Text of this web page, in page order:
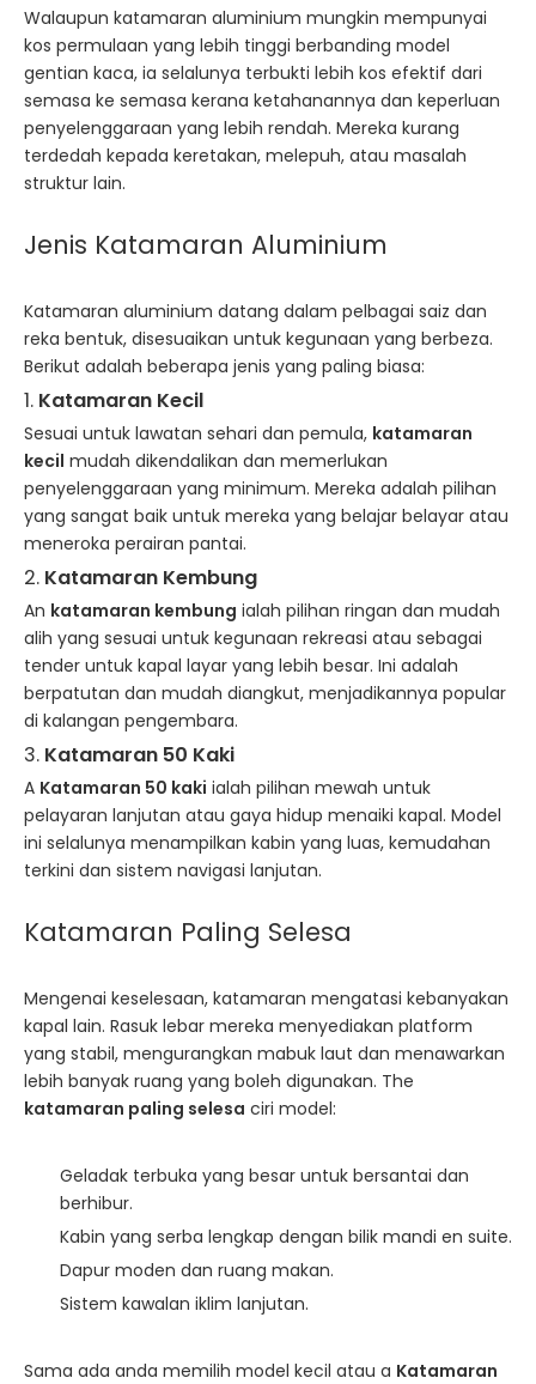
Walaupun katamaran aluminium mungkin mempunyai
kos permulaan yang lebih tinggi berbanding model
gentian kaca, ia selalunya terbukti lebih kos efektif dari
semasa ke semasa kerana ketahanannya dan keperluan
penyelenggaraan yang lebih rendah. Mereka kurang
terdedah kepada keretakan, melepuh, atau masalah
struktur lain.
Jenis Katamaran Aluminium
Katamaran aluminium datang dalam pelbagai saiz dan
reka bentuk, disesuaikan untuk kegunaan yang berbeza.
Berikut adalah beberapa jenis yang paling biasa:
1. Katamaran Kecil
Sesuai untuk lawatan sehari dan pemula, katamaran
kecil mudah dikendalikan dan memerlukan
penyelenggaraan yang minimum. Mereka adalah pilihan
yang sangat baik untuk mereka yang belajar belayar atau
meneroka perairan pantai.
2. Katamaran Kembung
An katamaran kembung ialah pilihan ringan dan mudah
alih yang sesuai untuk kegunaan rekreasi atau sebagai
tender untuk kapal layar yang lebih besar. Ini adalah
berpatutan dan mudah diangkut, menjadikannya popular
di kalangan pengembara.
3. Katamaran 50 Kaki
A Katamaran 50 kaki ialah pilihan mewah untuk
pelayaran lanjutan atau gaya hidup menaiki kapal. Model
ini selalunya menampilkan kabin yang luas, kemudahan
terkini dan sistem navigasi lanjutan.
Katamaran Paling Selesa
Mengenai keselesaan, katamaran mengatasi kebanyakan
kapal lain. Rasuk lebar mereka menyediakan platform
yang stabil, mengurangkan mabuk laut dan menawarkan
lebih banyak ruang yang boleh digunakan. The
katamaran paling selesa ciri model:
Geladak terbuka yang besar untuk bersantai dan
berhibur.
Kabin yang serba lengkap dengan bilik mandi en suite.
Dapur moden dan ruang makan.
Sistem kawalan iklim lanjutan.
Sama ada anda memilih model kecil atau a Katamaran